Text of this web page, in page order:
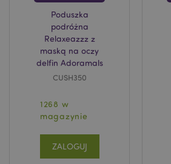
Poduszka
podróżna
Relaxeazzz z
maską na oczy
delfin Adoramals
CUSH350
1268 w
magazynie
ZALOGUJ